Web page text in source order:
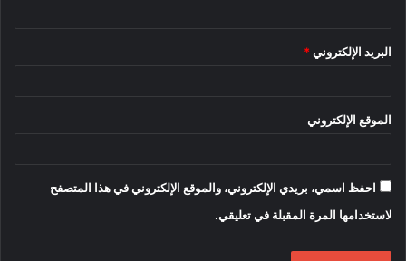
البريد الإلكتروني *
الموقع الإلكتروني
احفظ اسمي، بريدي الإلكتروني، والموقع الإلكتروني في هذا المتصفح
لاستخدامها المرة المقبلة في تعليقي.